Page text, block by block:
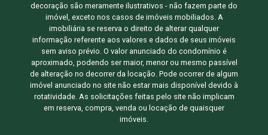
decoração são meramente ilustrativos - não fazem parte do
imóvel, exceto nos casos de imóveis mobiliados. A
imobiliária se reserva o direito de alterar qualquer
informação referente aos valores e dados de seus imóveis
sem aviso prévio. O valor anunciado do condomínio é
aproximado, podendo ser maior, menor ou mesmo passível
de alteração no decorrer da locação. Pode ocorrer de algum
imóvel anunciado no site não estar mais disponível devido à
rotatividade. As solicitações feitas pelo site não implicam
em reserva, compra, venda ou locação de quaisquer
imóveis.